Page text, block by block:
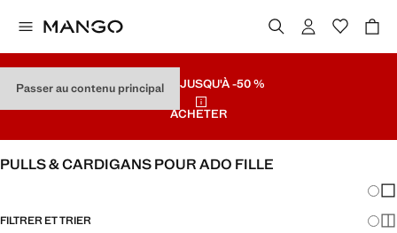
Passer au contenu principal
SOLDES JUSQU'À -50 %
ACHETER
PULLS & CARDIGANS POUR ADO FILLE
FILTRER ET TRIER